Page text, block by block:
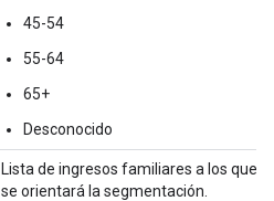
45-54
55-64
65+
Desconocido
Lista de ingresos familiares a los que
se orientará la segmentación.